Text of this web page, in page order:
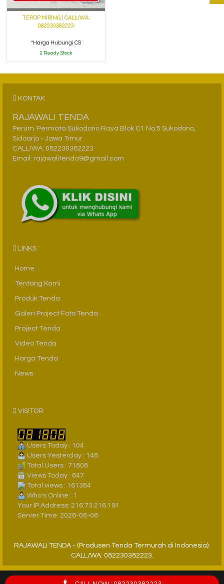
TEROP MIRING | CALL/WA:
082230382223
*Harga Hubungi CS
Ready Stock
KONTAK
RAJAWALI TENDA
Perum. Permata Sukodono Raya Blok C1 No.5 Sukodono,
Sidoarjo - Jawa Timur
CALL/WA: 082230382223
Email: rajawalitenda9@gmail.com
LINKS
Home
Tentang Kami
Produk Tenda
Galeri Project Foto Tenda
Project Tenda
Video Tenda
Harga Tenda
News
VISITOR
Users Today : 104
Users Yesterday : 148
Total Users : 71808
Views Today : 647
Total views : 161384
Who's Online : 1
Your IP Address: 216.73.216.191
Server Time: 2026-08-06
RAJAWALI TENDA - (Produsen Tenda Termurah di Indonesia).
CALL/WA: 082230382223.